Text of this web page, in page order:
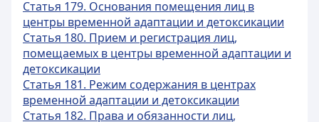
Статья 179. Основания помещения лиц в
центры временной адаптации и детоксикации
Статья 180. Прием и регистрация лиц,
помещаемых в центры временной адаптации и
детоксикации
Статья 181. Режим содержания в центрах
временной адаптации и детоксикации
Статья 182. Права и обязанности лиц,